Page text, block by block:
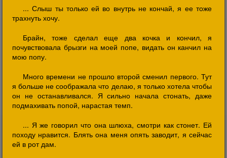
... Слыш ты только ей во внутрь не кончай, я ее тоже
трахнуть хочу.
Брайн, тоже сделал еще два кочка и кончил, я
почувствовала брызги на моей попе, видать он канчил на
мою попу.
Много времени не прошло второй сменил первого. Тут
я больше не соображала что делаю, я только хотела чтобы
он не останавливался. Я сильно начала стонать, даже
подмахивать попой, нарастая темп.
... Я же говорил что она шлюха, смотри как стонет. Ей
походу нравится. Блять она меня опять заводит, я сейчас
ей в рот дам.